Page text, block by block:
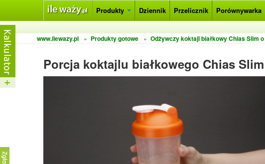
Produkty Dziennik Przelicznik Porównywarka
www.ilewazy.pl
» Produkty gotowe » Odżywczy koktajl białkowy Chias Slim
Porcja koktajlu białkowego Chias